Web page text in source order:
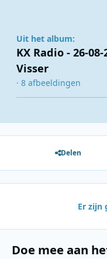
Uit het album:
KX Radio - 26-
Visser
· 8 afbeeldingen
Delen
Er zijn
Doe mee aan